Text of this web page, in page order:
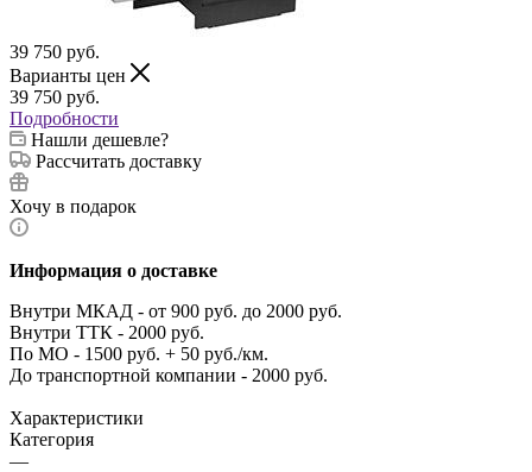
39 750 руб.
Варианты цен
39 750 руб.
Подробности
Нашли дешевле?
Рассчитать доставку
Хочу в подарок
Информация о доставке
Внутри МКАД - от 900 руб. до 2000 руб.
Внутри ТТК - 2000 руб.
По МО - 1500 руб. + 50 руб./км.
До транспортной компании - 2000 руб.
Характеристики
Категория
—